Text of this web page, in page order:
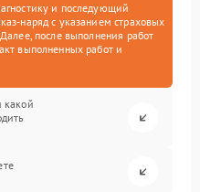
и последующий
наряд с указанием страховых
после выполнения работ
выполненных работ и
какой